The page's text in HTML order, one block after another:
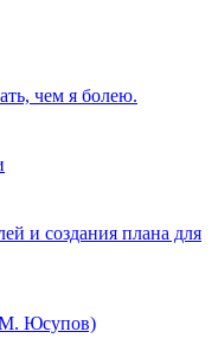
чем я болею.
и создания плана для
М. Юсупов)